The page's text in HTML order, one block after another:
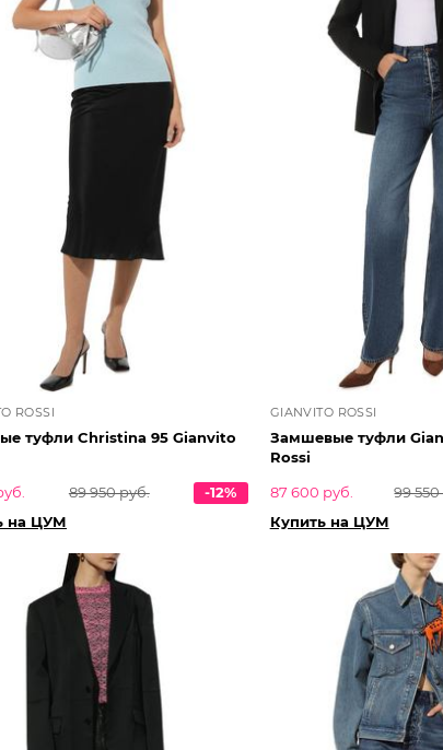
ROSSI
туфли Christina 95 Gianvito
89 950 руб.
-12%
на ЦУМ
GIANVITO ROSSI
Замшевые туфли
Rossi
87 600 руб.
99
Купить на ЦУМ